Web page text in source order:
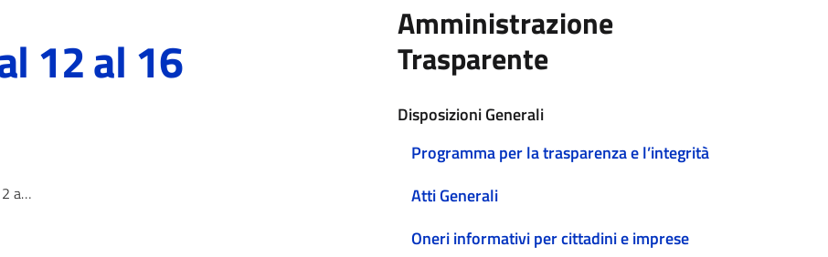
12 al 16
Amministrazione
Trasparente
Disposizioni Generali
Programma per la trasparenza e l’integrità
Atti Generali
Oneri informativi per cittadini e imprese